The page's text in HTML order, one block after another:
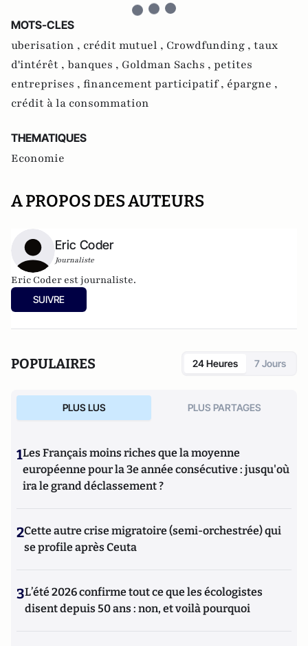
MOTS-CLES
uberisation , crédit mutuel , Crowdfunding , taux
d'intérêt , banques , Goldman Sachs , petites
entreprises , financement participatif , épargne ,
crédit à la consommation
THEMATIQUES
Economie
A PROPOS DES AUTEURS
Eric Coder
Journaliste
Eric Coder est journaliste.
SUIVRE
POPULAIRES 24 Heures 7 Jours
PLUS LUS PLUS PARTAGES
1Les Français moins riches que la moyenne
européenne pour la 3e année consécutive : jusqu'où
ira le grand déclassement ?
2Cette autre crise migratoire (semi-orchestrée) qui
se profile après Ceuta
3L’été 2026 confirme tout ce que les écologistes
disent depuis 50 ans : non, et voilà pourquoi